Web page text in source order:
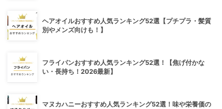
ヘアオイルおすすめ人気ランキング52選【プチプラ・髪質
別やメンズ向けも！】
フライパンおすすめ人気ランキング52選！【焦げ付かな
い・長持ち！2026最新】
マヌカハニーおすすめ人気ランキング52選！味や栄養価の